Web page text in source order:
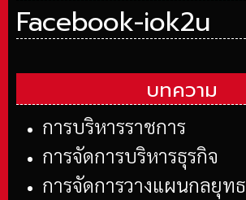
Facebook-iok2u
บทความ
การบริหารราชการ
การจัดการบริหารธุรกิจ
การจัดการวางแผนกลยุทธ